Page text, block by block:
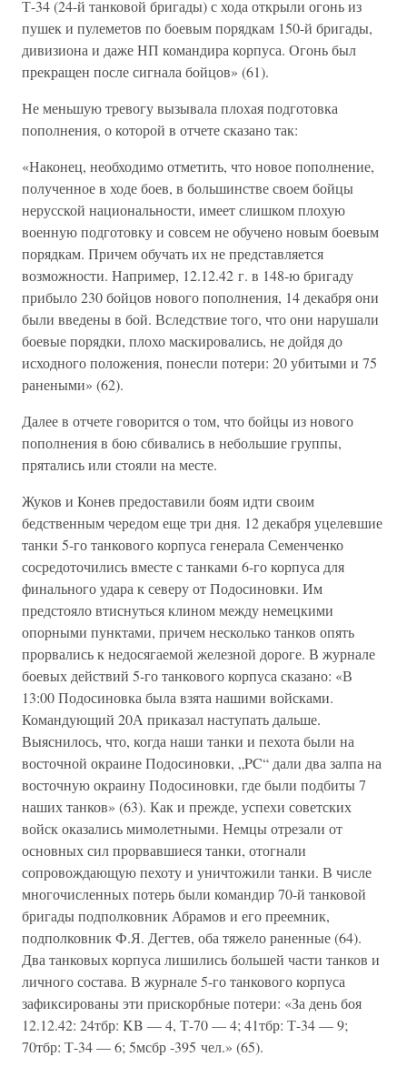
Т-34 (24-й танковой бригады) с хода открыли огонь из
пушек и пулеметов по боевым порядкам 150-й бригады,
дивизиона и даже НП командира корпуса. Огонь был
прекращен после сигнала бойцов» (61).
Не меньшую тревогу вызывала плохая подготовка
пополнения, о которой в отчете сказано так:
«Наконец, необходимо отметить, что новое пополнение,
полученное в ходе боев, в большинстве своем бойцы
нерусской национальности, имеет слишком плохую
военную подготовку и совсем не обучено новым боевым
порядкам. Причем обучать их не представляется
возможности. Например, 12.12.42 г. в 148-ю бригаду
прибыло 230 бойцов нового пополнения, 14 декабря они
были введены в бой. Вследствие того, что они нарушали
боевые порядки, плохо маскировались, не дойдя до
исходного положения, понесли потери: 20 убитыми и 75
ранеными» (62).
Далее в отчете говорится о том, что бойцы из нового
пополнения в бою сбивались в небольшие группы,
прятались или стояли на месте.
Жуков и Конев предоставили боям идти своим
бедственным чередом еще три дня. 12 декабря уцелевшие
танки 5-го танкового корпуса генерала Семенченко
сосредоточились вместе с танками 6-го корпуса для
финального удара к северу от Подосиновки. Им
предстояло втиснуться клином между немецкими
опорными пунктами, причем несколько танков опять
прорвались к недосягаемой железной дороге. В журнале
боевых действий 5-го танкового корпуса сказано: «В
13:00 Подосиновка была взята нашими войсками.
Командующий 20А приказал наступать дальше.
Выяснилось, что, когда наши танки и пехота были на
восточной окраине Подосиновки, „PC“ дали два залпа на
восточную окраину Подосиновки, где были подбиты 7
наших танков» (63). Как и прежде, успехи советских
войск оказались мимолетными. Немцы отрезали от
основных сил прорвавшиеся танки, отогнали
сопровождающую пехоту и уничтожили танки. В числе
многочисленных потерь были командир 70-й танковой
бригады подполковник Абрамов и его преемник,
подполковник Ф.Я. Дегтев, оба тяжело раненные (64).
Два танковых корпуса лишились большей части танков и
личного состава. В журнале 5-го танкового корпуса
зафиксированы эти прискорбные потери: «За день боя
12.12.42: 24тбр: KB — 4, Т-70 — 4; 41тбр: Т-34 — 9;
70тбр: Т-34 — 6; 5мсбр -395 чел.» (65).